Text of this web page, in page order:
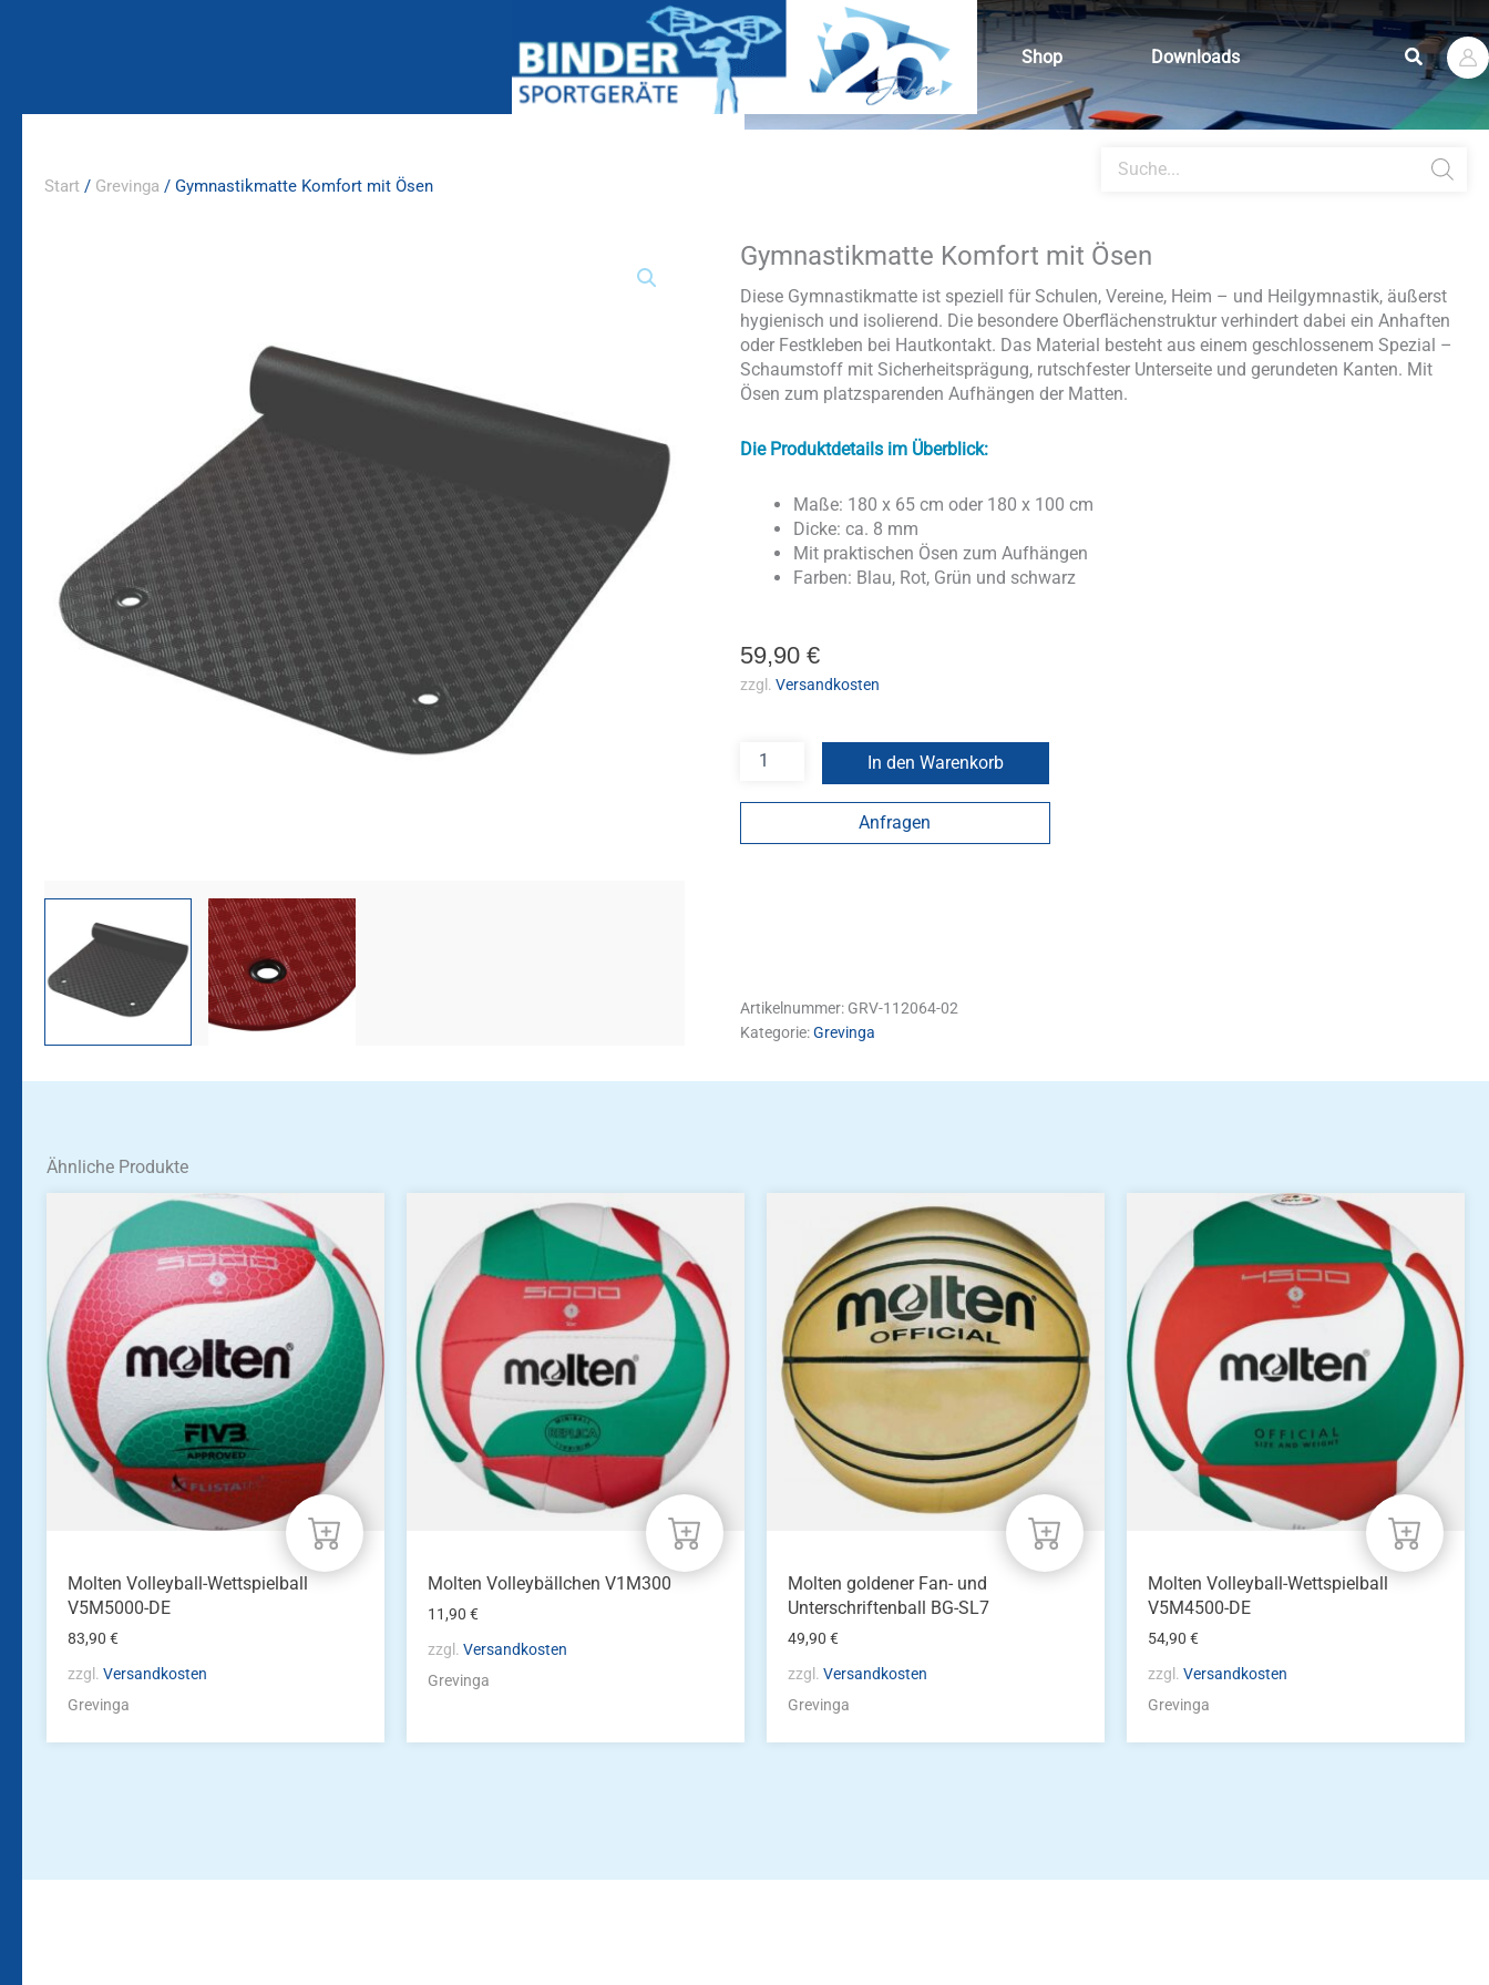
Shop Downloads Suchen
search
Start / Grevinga / Gymnastikmatte Komfort mit Ösen
Gymnastikmatte Komfort mit Ösen
Diese Gymnastikmatte ist speziell für Schulen, Vereine, Heim – und Heilgymnastik, äußerst
hygienisch und isolierend. Die besondere Oberflächenstruktur verhindert dabei ein Anhaften
oder Festkleben bei Hautkontakt. Das Material besteht aus einem geschlossenem Spezial –
Schaumstoff mit Sicherheitsprägung, rutschfester Unterseite und gerundeten Kanten. Mit
Ösen zum platzsparenden Aufhängen der Matten.
Die Produktdetails im Überblick:
Maße: 180 x 65 cm oder 180 x 100 cm
Dicke: ca. 8 mm
Mit praktischen Ösen zum Aufhängen
Farben: Blau, Rot, Grün und schwarz
59,90 €
zzgl. Versandkosten
Gymnastikmatte
Komfort
mit
Ösen
Menge
In den Warenkorb
Anfragen
Artikelnummer: GRV-112064-02
Kategorie:Grevinga
Ähnliche Produkte
Molten Volleyball-Wettspielball
V5M5000-DE
83,90€
zzgl.Versandkosten
Grevinga
Molten Volleybällchen V1M300
11,90€
zzgl.Versandkosten
Grevinga
Molten goldener Fan- und
Unterschriftenball BG-SL7
49,90€
zzgl.Versandkosten
Grevinga
Molten Volleyball-Wettspielball
V5M4500-DE
54,90€
zzgl.Versandkosten
Grevinga